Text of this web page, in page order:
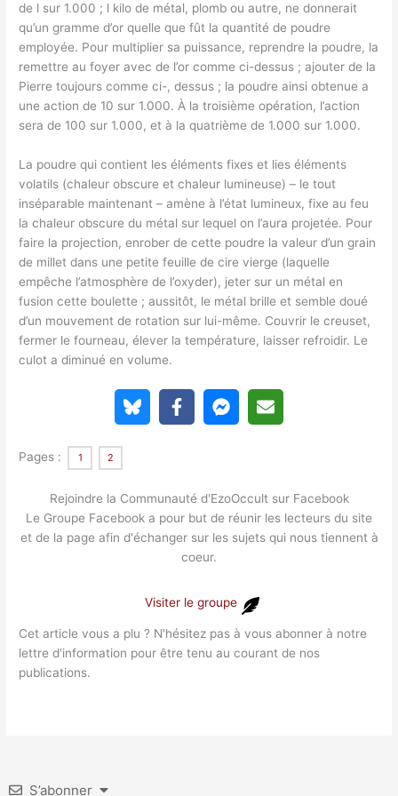
de l sur 1.000 ; l kilo de métal, plomb ou autre, ne donnerait
qu’un gramme d’or quelle que fût la quantité de poudre
employée. Pour multiplier sa puissance, reprendre la poudre, la
remettre au foyer avec de l’or comme ci-dessus ; ajouter de la
Pierre toujours comme ci-, dessus ; la poudre ainsi obtenue a
une action de 10 sur 1.000. À la troisième opération, l’action
sera de 100 sur 1.000, et à la quatrième de 1.000 sur 1.000.
La poudre qui contient les éléments fixes et lies éléments
volatils (chaleur obscure et chaleur lumineuse) – le tout
inséparable maintenant – amène à l’état lumineux, fixe au feu
la chaleur obscure du métal sur lequel on l’aura projetée. Pour
faire la projection, enrober de cette poudre la valeur d’un grain
de millet dans une petite feuille de cire vierge (laquelle
empêche l’atmosphère de l’oxyder), jeter sur un métal en
fusion cette boulette ; aussitôt, le métal brille et semble doué
d’un mouvement de rotation sur lui-même. Couvrir le creuset,
fermer le fourneau, élever la température, laisser refroidir. Le
culot a diminué en volume.
Pages : 1 2
Rejoindre la Communauté d'EzoOccult sur Facebook
Le Groupe Facebook a pour but de réunir les lecteurs du site
et de la page afin d'échanger sur les sujets qui nous tiennent à
coeur.
Visiter le groupe
Cet article vous a plu ? N'hésitez pas à vous abonner à notre
lettre d'information pour être tenu au courant de nos
publications.
S’abonner